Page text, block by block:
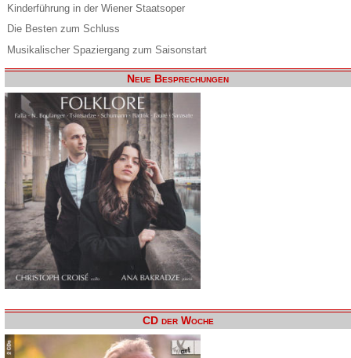
Kinderführung in der Wiener Staatsoper
Die Besten zum Schluss
Musikalischer Spaziergang zum Saisonstart
Neue Besprechungen
CD der Woche